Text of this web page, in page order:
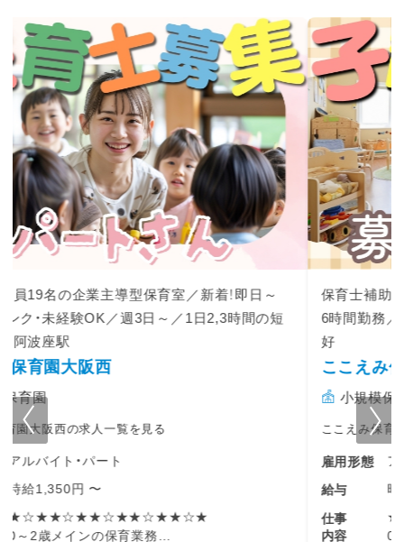
保育士補助業務／子育て支援員／新着！即日～OK／1日
6時間勤務／定員19名の企業主導型保育室／人間関係良
好
ここえみ保育園大阪西
小規模保育園
ここえみ保育園大阪西の求人一覧を見る
雇用形態
アルバイト・パート
給与
時給1,250円 〜
仕事
内容
★☆★★☆★★☆★★☆★★☆★
0～2歳メインの保育業務